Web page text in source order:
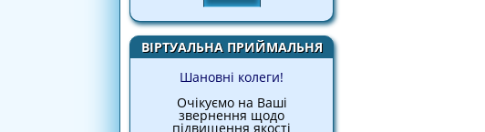
ВІРТУАЛЬНА ПРИЙМАЛЬНЯ
Шановні колеги!
Очікуємо на Ваші
звернення щодо
підвищення якості